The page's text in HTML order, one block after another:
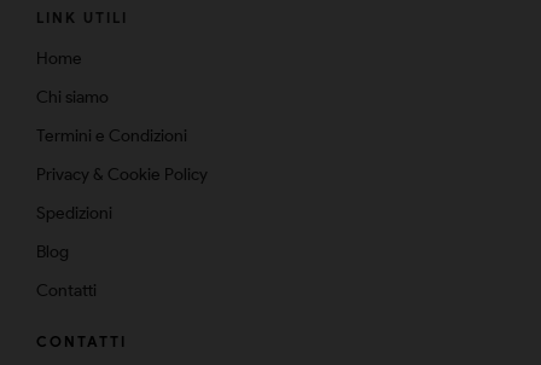
LINK UTILI
Home
Chi siamo
Termini e Condizioni
Privacy & Cookie Policy
Spedizioni
Blog
Contatti
CONTATTI